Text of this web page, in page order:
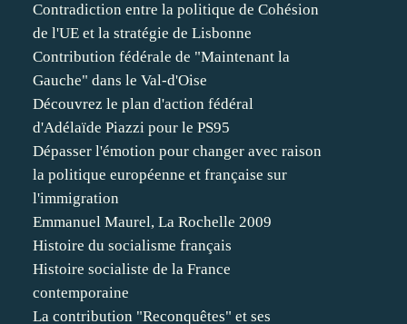
Contradiction entre la politique de Cohésion
de l'UE et la stratégie de Lisbonne
Contribution fédérale de "Maintenant la
Gauche" dans le Val-d'Oise
Découvrez le plan d'action fédéral
d'Adélaïde Piazzi pour le PS95
Dépasser l'émotion pour changer avec raison
la politique européenne et française sur
l'immigration
Emmanuel Maurel, La Rochelle 2009
Histoire du socialisme français
Histoire socialiste de la France
contemporaine
La contribution "Reconquêtes" et ses